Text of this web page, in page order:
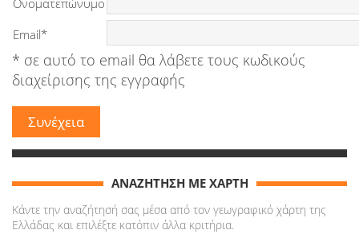
Ονοματεπώνυμο
Email*
* σε αυτό το email θα λάβετε τους κωδικούς
διαχείρισης της εγγραφής
ΑΝΑΖΗΤΗΣΗ ΜΕ ΧΑΡΤΗ
Κάντε την αναζήτησή σας μέσα από τον γεωγραφικό χάρτη της
Ελλάδας και επιλέξτε κατόπιν άλλα κριτήρια.